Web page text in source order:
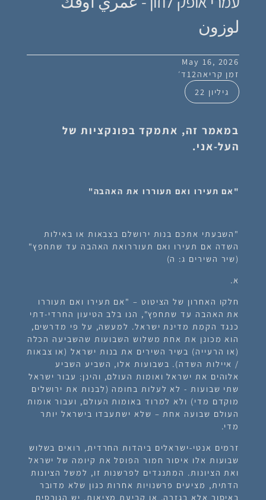
لوزون
May 16, 2026
זמן קריאה12ד׳
גיליון 22
במאמר זה, אתמקד בפונקציות של
העל-אני.
"אם תעירו ואם תעוררו את האהבה"
"השבעתי אתכם בנות ירושלם בצבאות או באילות
השדה אם תעירו ואם תעוררואת האהבה עד שתחפץ"
(שיר השירים ג: ה)
א.
חלקו האחרון של הציטוט – "אם תעירו ואם תעוררו
את האהבה עד שתחפץ", הנו בלב הטיעון החרדי-דתי
כנגד הקמת מדינת ישראל. למעשה, על פי מדרשים,
הוא מכונן את אחת משלוש השבועות שהשביעה הכלה
(או הרעייה) בשיר השירים את בנות ישראל (או צבאות
/ איילות השדה). בשבועות אלו, השביע השביע
אלוהים את ישראל ואומות העולם, והינן: עבור ישראל
שתי שבועות - לא לעלות בחומה (לבנות את ירושלים
מוקדם מדי) ולא למרוד באומות העולם, ועבור אומות
העולם שבועה אחת – שלא ישתעבדו בישראל יותר
מדי.
זרמים אנטי-ישראלים ביהדות החרדית, רואים בשלוש
שבועות אלו איסור חמור הפוסל את קיומה של ישראל
ואת הציונות. המתנגדים לפרשנות זו, למשל הציונות
הדתית, מציעים פרשנויות אחרות כגון שלא מדובר
באיסור אלא בגזרה, או קביעת מציאות. יש הגורסים